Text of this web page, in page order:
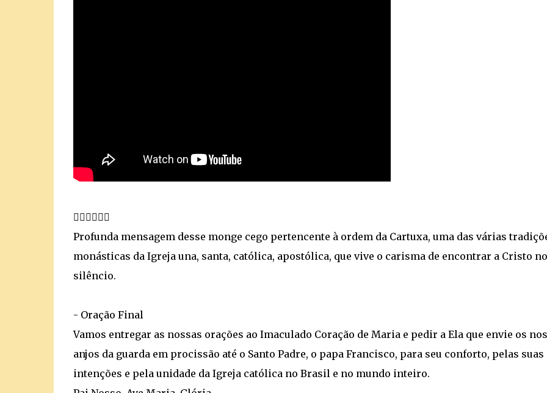
☝🏼☝🏼☝🏼
Profunda mensagem desse monge cego pertencente à ordem da Cartuxa, uma das várias
monásticas da Igreja una, santa, católica, apostólica, que vive o carisma de encontrar a Cristo no
silêncio.
- Oração Final
Vamos entregar as nossas orações ao Imaculado Coração de Maria e pedir a Ela que envie os
anjos da guarda em procissão até o Santo Padre, o papa Francisco, para seu conforto, pelas suas
intenções e pela unidade da Igreja católica no Brasil e no mundo inteiro.